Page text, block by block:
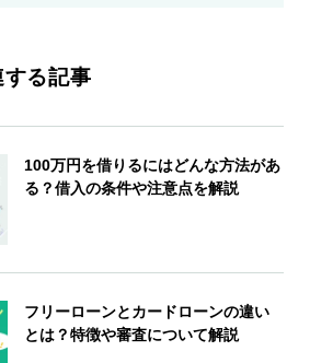
る記事
100万円を借りるにはどんな方法があ
る？借入の条件や注意点を解説
フリーローンとカードローンの違い
とは？特徴や審査について解説